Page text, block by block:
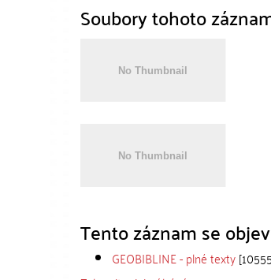
Soubory tohoto
Tento záznam se
GEOBIBLINE - plné texty